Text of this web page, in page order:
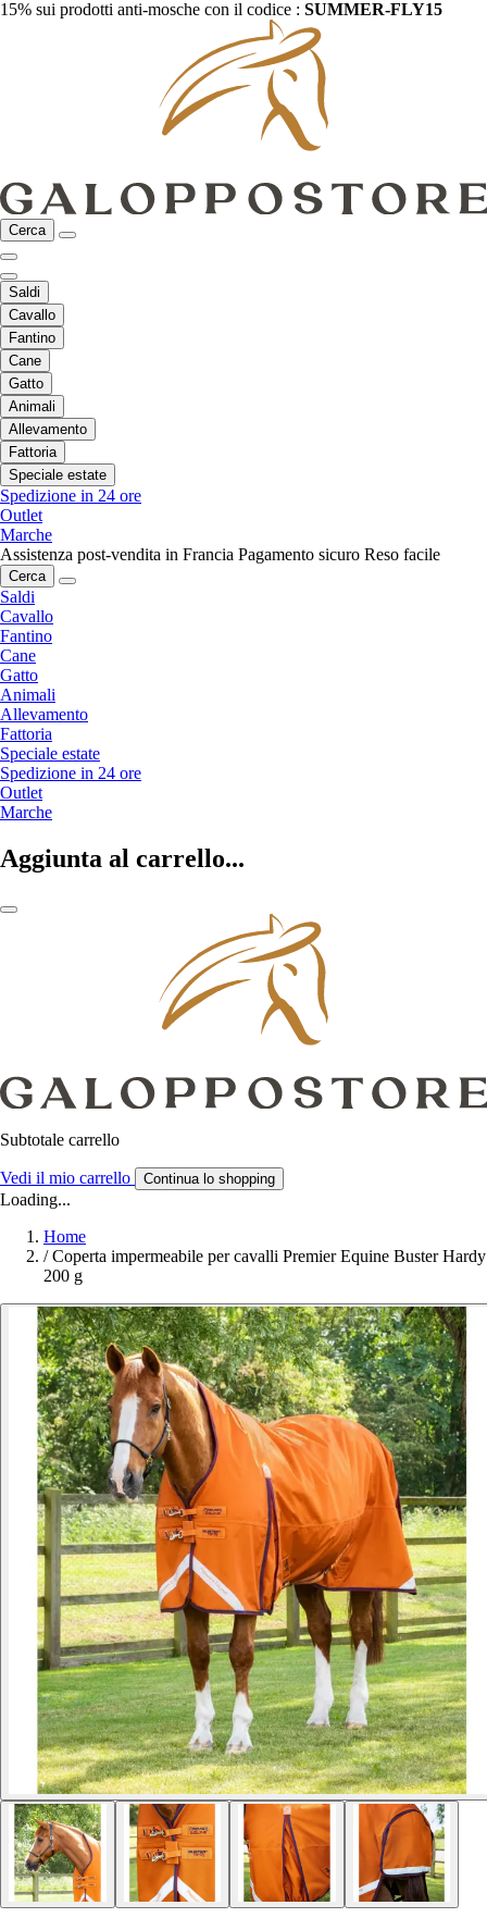
15% sui prodotti anti-mosche con il codice : SUMMER-FLY15
Cerca
Saldi
Cavallo
Fantino
Cane
Gatto
Animali
Allevamento
Fattoria
Speciale estate
Spedizione in 24 ore
Outlet
Marche
Assistenza post-vendita in Francia Pagamento sicuro Reso facile
Cerca
Saldi
Cavallo
Fantino
Cane
Gatto
Animali
Allevamento
Fattoria
Speciale estate
Spedizione in 24 ore
Outlet
Marche
Aggiunta al carrello...
Subtotale carrello
Vedi il mio carrello Continua lo shopping
Loading...
Home
/ Coperta impermeabile per cavalli Premier Equine Buster Hardy
200 g